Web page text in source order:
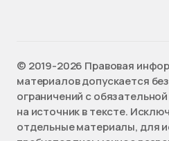
©️ 2019-2026 Правовая
материалов допускается
ограничений с
на источник в тексте.
отдельные материалы, для